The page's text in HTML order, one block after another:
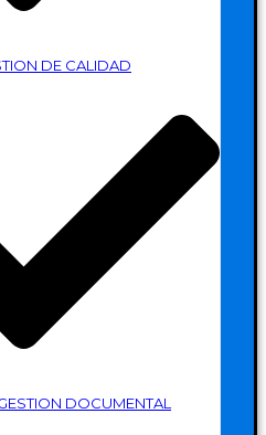
DE CALIDAD
DOCUMENTAL